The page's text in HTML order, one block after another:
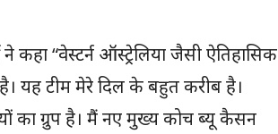
ने कहा “वेस्टर्न ऑस्ट्रेलिया जैसी ऐतिहासिक
यह टीम मेरे दिल के बहुत करीब है।
का ग्रुप है। मैं नए मुख्य कोच ब्यू कैसन